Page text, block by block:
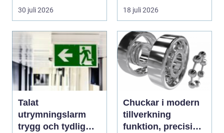
mot väder, insyn o...
30 juli 2026
och skap...
18 juli 2026
Talat
utrymningslarm
trygg och tydlig
Chuckar i modern
tillverkning
funktion, precision